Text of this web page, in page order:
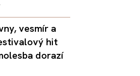
vesmír a
hit
dorazí